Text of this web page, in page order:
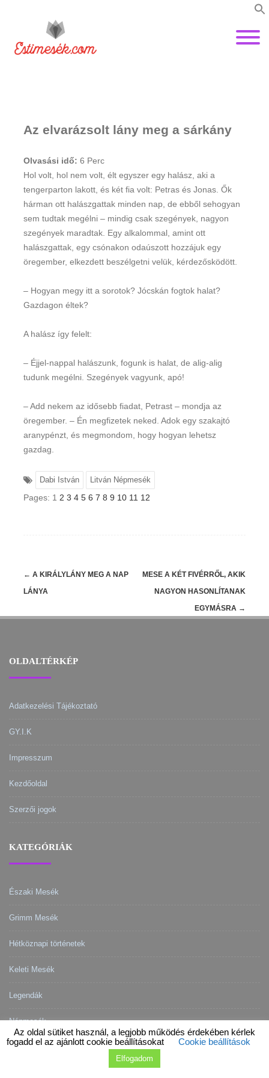
Az elvarázsolt lány meg a sárkány
Olvasási idő: 6 Perc
Hol volt, hol nem volt, élt egyszer egy halász, aki a
tengerparton lakott, és két fia volt: Petras és Jonas. Ők
hárman ott halászgattak minden nap, de ebből sehogyan
sem tudtak megélni – mindig csak szegények, nagyon
szegények maradtak. Egy alkalommal, amint ott
halászgattak, egy csónakon odaúszott hozzájuk egy
öregember, elkezdett beszélgetni velük, kérdezős­ködött.
– Hogyan megy itt a sorotok? Jócskán fogtok halat?
Gazdagon éltek?
A halász így felelt:
– Éjjel-nappal halászunk, fogunk is halat, de alig-alig
tudunk megélni. Szegények vagyunk, apó!
– Add nekem az idősebb fiadat, Petrast – mondja az
öregember. – Én megfizetek neked. Adok egy szakajtó
aranypénzt, és megmondom, hogy hogyan lehetsz
gazdag.
Dabi István Litván Népmesék
Pages: 1 2 3 4 5 6 7 8 9 10 11 12
Post
navigation
← A KIRÁLYLÁNY MEG A NAP
LÁNYA
MESE A KÉT FIVÉRRŐL, AKIK
NAGYON HASONLÍTANAK
EGYMÁSRA →
OLDALTÉRKÉP
Adatkezelési Tájékoztató
GY.I.K
Impresszum
Kezdőoldal
Szerzői jogok
KATEGÓRIÁK
Északi Mesék
Grimm Mesék
Hétköznapi történetek
Keleti Mesék
Legendák
Népmesék
Theme Vision
Az oldal sütiket használ, a legjobb működés érdekében kérlek
fogadd el az ajánlott cookie beállításokat
Cookie beállítások
Elfogadom